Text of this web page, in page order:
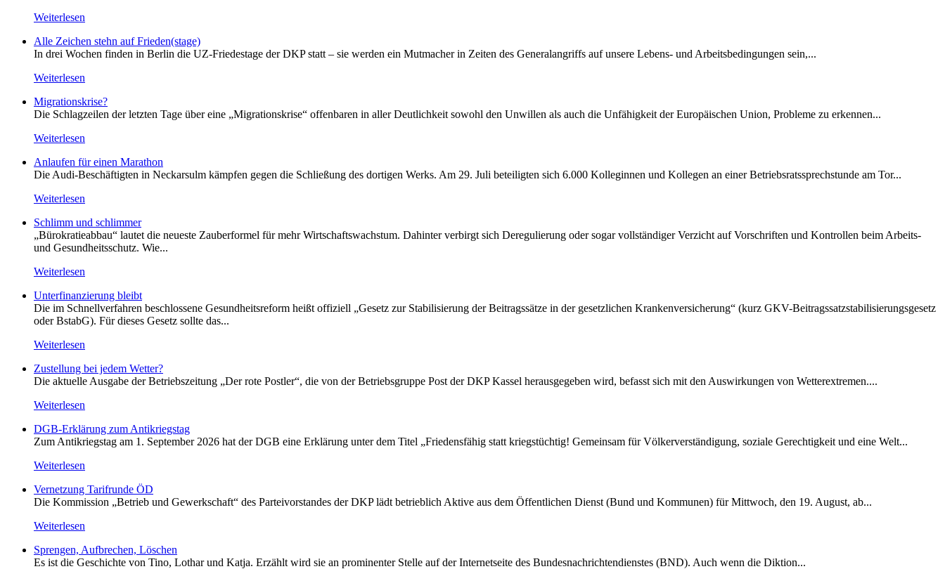
Weiterlesen
Alle Zeichen stehn auf Frieden(stage)
In drei Wochen finden in Berlin die UZ-Friedestage der DKP statt – sie werden ein Mutmacher in Zeiten des Generalangriffs auf unsere Lebens- und Arbeitsbedingungen sein,...
Weiterlesen
Migrationskrise?
Die Schlagzeilen der letzten Tage über eine „Migrationskrise“ offenbaren in aller Deutlichkeit sowohl den Unwillen als auch die Unfähigkeit der Europäischen Union, Probleme zu erkennen...
Weiterlesen
Anlaufen für einen Marathon
Die Audi-Beschäftigten in Neckarsulm kämpfen gegen die Schließung des dortigen Werks. Am 29. Juli beteiligten sich 6.000 Kolleginnen und Kollegen an einer Betriebsratssprechstunde am Tor...
Weiterlesen
Schlimm und schlimmer
„Bürokratieabbau“ lautet die neueste Zauberformel für mehr Wirtschaftswachstum. Dahinter verbirgt sich Deregulierung oder sogar vollständiger Verzicht auf Vorschriften und Kontrollen beim Arbeits-
und Gesundheitsschutz. Wie...
Weiterlesen
Unterfinanzierung bleibt
Die im Schnellverfahren beschlossene Gesundheitsreform heißt offiziell „Gesetz zur Stabilisierung der Beitragssätze in der gesetzlichen Krankenversicherung“ (kurz GKV-Beitragssatzstabilisierungsgesetz
oder BstabG). Für dieses Gesetz sollte das...
Weiterlesen
Zustellung bei jedem Wetter?
Die aktuelle Ausgabe der Betriebszeitung „Der rote Postler“, die von der Betriebsgruppe Post der DKP Kassel herausgegeben wird, befasst sich mit den Auswirkungen von Wetterextremen....
Weiterlesen
DGB-Erklärung zum Antikriegstag
Zum Antikriegstag am 1. September 2026 hat der DGB eine Erklärung unter dem Titel „Friedensfähig statt kriegstüchtig! Gemeinsam für Völkerverständigung, soziale Gerechtigkeit und eine Welt...
Weiterlesen
Vernetzung Tarifrunde ÖD
Die Kommission „Betrieb und Gewerkschaft“ des Parteivorstandes der DKP lädt betrieblich Aktive aus dem Öffentlichen Dienst (Bund und Kommunen) für Mittwoch, den 19. August, ab...
Weiterlesen
Sprengen, Aufbrechen, Löschen
Es ist die Geschichte von Tino, Lothar und Katja. Erzählt wird sie an prominenter Stelle auf der Internetseite des Bundesnachrichtendienstes (BND). Auch wenn die Diktion...